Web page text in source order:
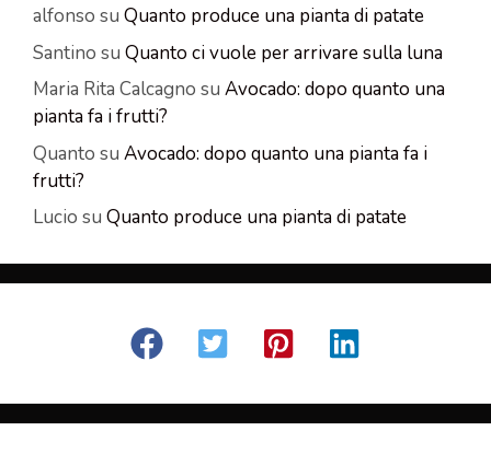
alfonso su Quanto produce una pianta di patate
Santino su Quanto ci vuole per arrivare sulla luna
Maria Rita Calcagno su Avocado: dopo quanto una
pianta fa i frutti?
Quanto su Avocado: dopo quanto una pianta fa i
frutti?
Lucio su Quanto produce una pianta di patate